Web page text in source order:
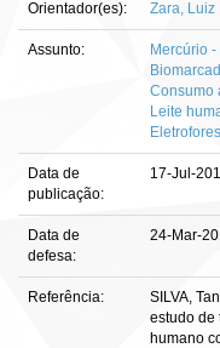
Orientador(es): Zara, Luiz
Assunto:
Mercúrio
Consumo
Leite
Data de
publicação:
17-Jul-
Data de
defesa:
24-Mar-
Referência:
SILVA,
estudo de
humano